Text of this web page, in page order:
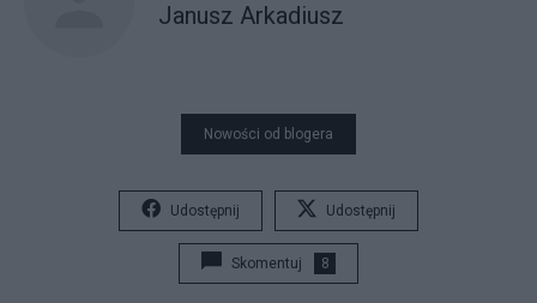
Janusz Arkadiusz
Nowości od blogera
Udostępnij Udostępnij
Skomentuj 8